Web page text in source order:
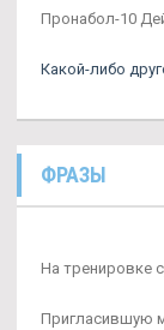
Пронабол-10
Какой-либо
ФРАЗЫ
На тренировке
Пригласившую